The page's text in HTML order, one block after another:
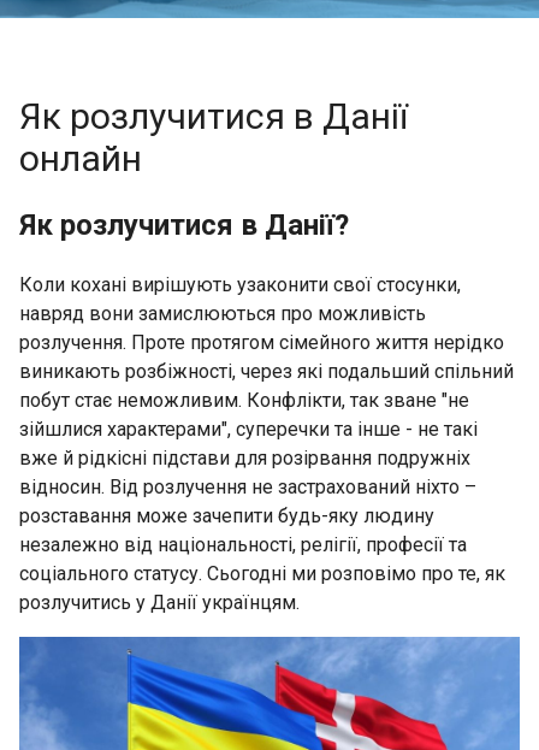
Як розлучитися в Данії
онлайн
Як розлучитися в Данії?
Коли кохані вирішують узаконити свої стосунки,
навряд вони замислюються про можливість
розлучення. Проте протягом сімейного життя нерідко
виникають розбіжності, через які подальший спільний
побут стає неможливим. Конфлікти, так зване "не
зійшлися характерами", суперечки та інше - не такі
вже й рідкісні підстави для розірвання подружніх
відносин. Від розлучення не застрахований ніхто –
розставання може зачепити будь-яку людину
незалежно від національності, релігії, професії та
соціального статусу. Сьогодні ми розповімо про те, як
розлучитись у Данії українцям.